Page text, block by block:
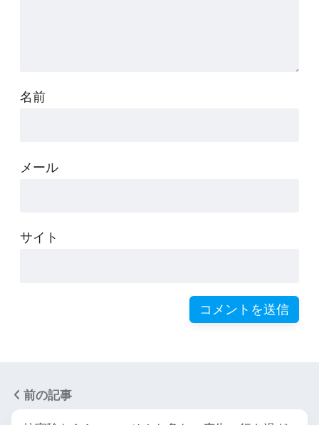
名前
メール
サイト
前の記事